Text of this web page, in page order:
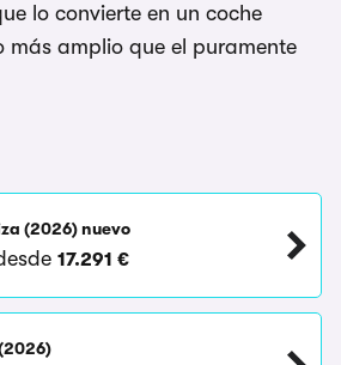
lo convierte en un coche
más amplio que el puramente
(2026) nuevo
17.291 €